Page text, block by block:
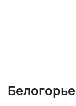
Белогорье